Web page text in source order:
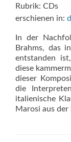
Rubrik: CDs
erschienen in:
In der
Brahms, das
entstanden
diese
dieser
die
italienische
Marosi aus